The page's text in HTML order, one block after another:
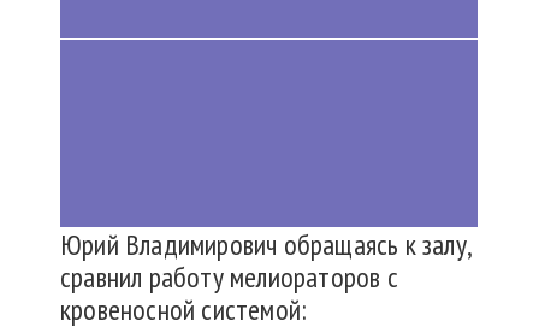
Юрий Владимирович обращаясь к залу,
сравнил работу мелиораторов с
кровеносной системой: